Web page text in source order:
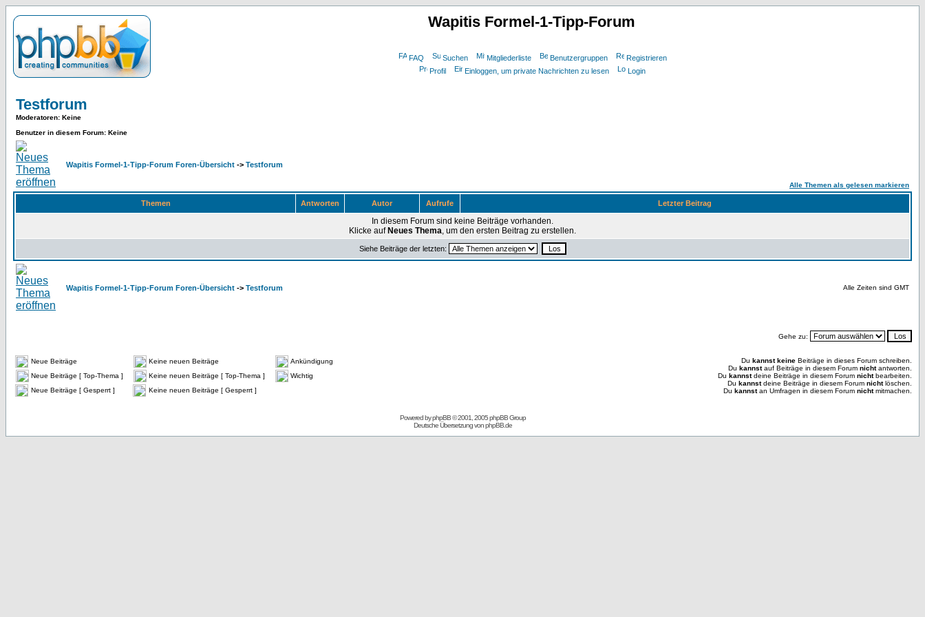
Wapitis Formel-1-Tipp-Forum
FAQ Suchen Mitgliederliste Benutzergruppen
Registrieren
Profil
Einloggen, um private Nachrichten zu lesen Login
Testforum
Moderatoren: Keine
Benutzer in diesem Forum: Keine
Wapitis Formel-1-Tipp-Forum Foren-Übersicht -> Testforum
Alle Themen als gelesen markieren
Themen Antworten Autor Aufrufe Letzter Beitrag
In diesem Forum sind keine Beiträge vorhanden.
Klicke auf Neues Thema, um den ersten Beitrag zu erstellen.
Siehe Beiträge der letzten:
Wapitis Formel-1-Tipp-Forum Foren-Übersicht -> Testforum Alle Zeiten sind GMT
Gehe zu:
Neue Beiträge Keine neuen Beiträge
Ankündigung
Neue Beiträge [ Top-Thema ]
Keine neuen Beiträge [ Top-Thema ]
Wichtig
Neue Beiträge [ Gesperrt ]
Keine neuen Beiträge [ Gesperrt ]
Du kannst keine Beiträge in dieses Forum schreiben.
Du kannstauf Beiträge in diesem Forum nichtantworten.
Du kannstdeine Beiträge in diesem Forum nichtbearbeiten.
Du kannstdeine Beiträge in diesem Forum nichtlöschen.
Du kannstan Umfragen in diesem Forum nichtmitmachen.
Powered byphpBB© 2001, 2005 phpBB Group
Deutsche Übersetzung vonphpBB.de